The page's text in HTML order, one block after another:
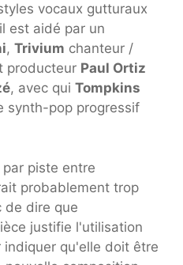
vocaux gutturaux
est aidé par un
, Trivium chanteur /
producteur Paul Ortiz
, avec qui Tompkins
synth-pop progressif
piste entre
probablement trop
de dire que
justifie l'utilisation
qu'elle doit être